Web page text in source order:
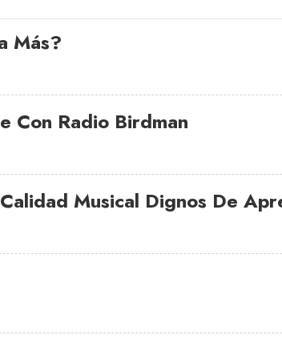
Más?
Con Radio Birdman
Musical Dignos De